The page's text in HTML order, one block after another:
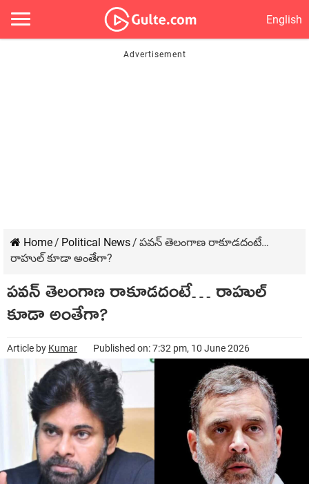
English
Home/ Political News/ పవన్ తెలంగాణ రాకూడదంటే…
రాహుల్ కూడా అంతేగా?
పవన్ తెలంగాణ రాకూడదంటే… రాహుల్
కూడా అంతేగా?
Article by Kumar Published on: 7:32 pm, 10 June 2026